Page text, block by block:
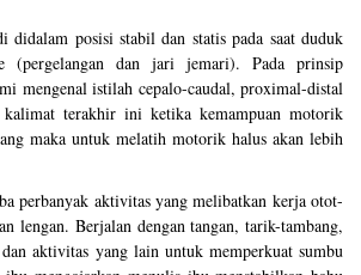
posisi stabil dan statis pada saat duduk
(pergelangan dan jari jemari). Pada prinsip
mengenal istilah cepalo-caudal, proximal-distal
terakhir ini ketika kemampuan motorik
maka untuk melatih motorik halus akan lebih
perbanyak aktivitas yang melibatkan kerja otot-
lengan. Berjalan dengan tangan, tarik-tambang,
aktivitas yang lain untuk memperkuat sumbu